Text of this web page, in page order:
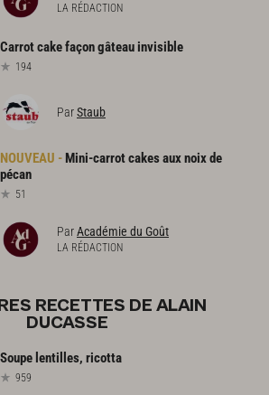
LA RÉDACTION
Carrotcakefaçongâteau invisible
194
ParStaub
Mini-carrotcakesauxnoixde
pécan
51
ParAcadémie du Goût
LA RÉDACTION
RECETTES DE ALAIN
DUCASSE
Soupe lentilles, ricotta
959